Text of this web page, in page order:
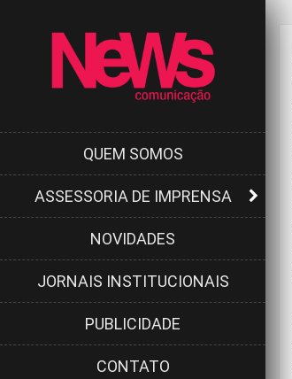
QUEM SOMOS
ASSESSORIA DE IMPRENSA
NOVIDADES
JORNAIS INSTITUCIONAIS
PUBLICIDADE
CONTATO